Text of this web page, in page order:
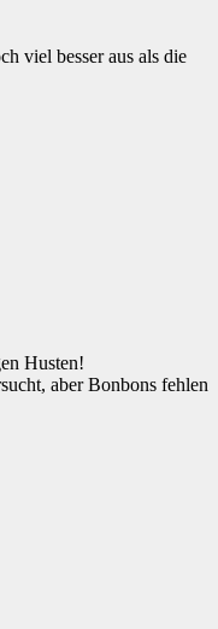
viel besser aus als die
Husten!
aber Bonbons fehlen